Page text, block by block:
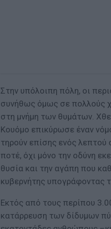
Στην υπόλοιπη πόλη, οι
συνήθως όμως σε πολλούς
στη μνήμη των θυμάτων.
Κουόμο επικύρωσε έναν
τηρούν επίσης ενός
ποτέ, όχι μόνο την οδύνη
θυσία και την αγάπη που
κυβερνήτης υπογράφοντας
Εκτός από τους περίπου
κατάρρευση των δίδυμων